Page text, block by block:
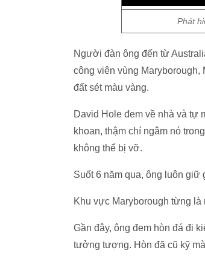
Phát
Người đàn ông đến từ
công viên vùng Maryborough,
đất sét màu vàng.
David Hole đem về nhà và tự
khoan, thậm chí ngâm nó
không thể bị vỡ.
Suốt 6 năm qua, ông luôn
Khu vực Maryborough từng
Gần đây, ông đem hòn đá đi
tưởng tượng. Hòn đã cũ kỹ